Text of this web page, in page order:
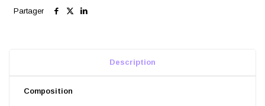
Partager
Description
Composition